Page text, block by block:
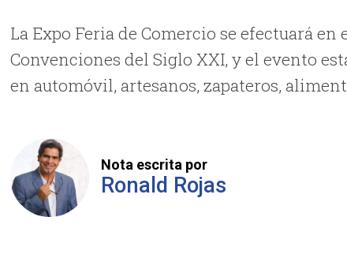
La Expo Feria de Comercio se efectuará
Convenciones del Siglo XXI, y el evento
en automóvil, artesanos, zapateros,
Nota escrita por
Ronald Rojas